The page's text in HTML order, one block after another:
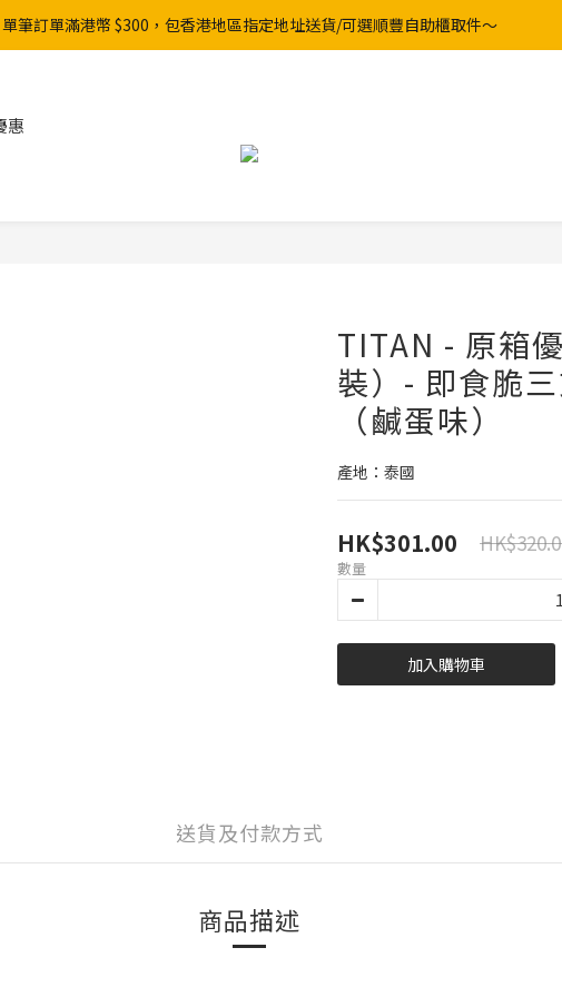
單筆訂單滿港幣 $300，包香港地區指定地址送貨/可選順豐自助櫃取件～
惠
TITAN - 原箱
裝）- 即食脆
（鹹蛋味）
產地：泰國
HK$301.00
數量
加入購物車
送貨及付款方式
商品描述